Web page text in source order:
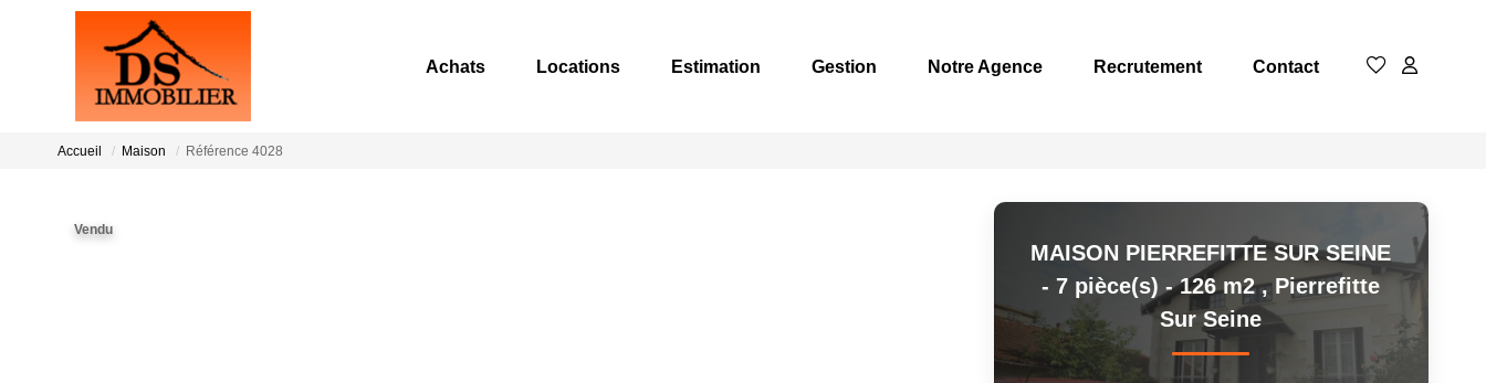
Achats Locations Estimation Gestion Notre Agence Recrutement Contact
Accueil Maison Référence 4028
Vendu
MAISON PIERREFITTE SUR SEINE
- 7 pièce(s) - 126 m2,Pierrefitte
Sur Seine